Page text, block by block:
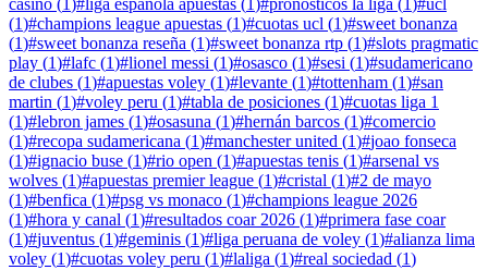
casino (1)#liga española apuestas (1)#pronosticos la liga (1)#ucl
(1)#champions league apuestas (1)#cuotas ucl (1)#sweet bonanza
(1)#sweet bonanza reseña (1)#sweet bonanza rtp (1)#slots pragmatic
play (1)#lafc (1)#lionel messi (1)#osasco (1)#sesi (1)#sudamericano
de clubes (1)#apuestas voley (1)#levante (1)#tottenham (1)#san
martin (1)#voley peru (1)#tabla de posiciones (1)#cuotas liga 1
(1)#lebron james (1)#osasuna (1)#hernán barcos (1)#comercio
(1)#recopa sudamericana (1)#manchester united (1)#joao fonseca
(1)#ignacio buse (1)#rio open (1)#apuestas tenis (1)#arsenal vs
wolves (1)#apuestas premier league (1)#cristal (1)#2 de mayo
(1)#benfica (1)#psg vs monaco (1)#champions league 2026
(1)#hora y canal (1)#resultados coar 2026 (1)#primera fase coar
(1)#juventus (1)#geminis (1)#liga peruana de voley (1)#alianza lima
voley (1)#cuotas voley peru (1)#laliga (1)#real sociedad (1)